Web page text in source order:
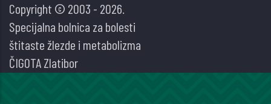
Copyright © 2003 - 2026.
Specijalna bolnica za bolesti
štitaste žlezde i metabolizma
ČIGOTA Zlatibor